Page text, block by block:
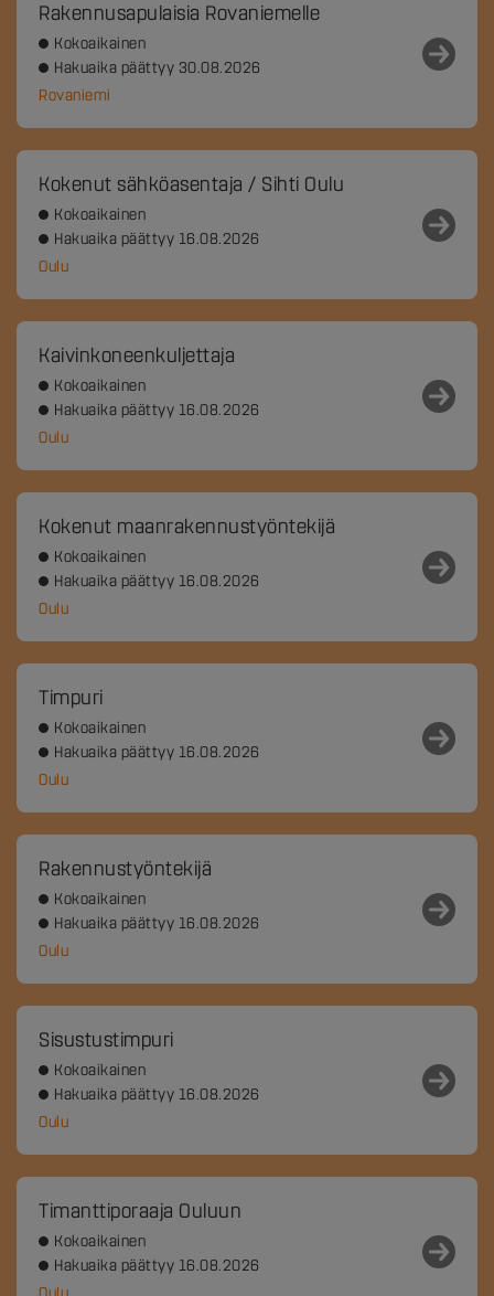
Rakennusapulaisia Rovaniemelle
Kokoaikainen
Hakuaika päättyy 30.08.2026
Rovaniemi
Kokenut sähköasentaja / Sihti Oulu
Kokoaikainen
Hakuaika päättyy 16.08.2026
Oulu
Kaivinkoneenkuljettaja
Kokoaikainen
Hakuaika päättyy 16.08.2026
Oulu
Kokenut maanrakennustyöntekijä
Kokoaikainen
Hakuaika päättyy 16.08.2026
Oulu
Timpuri
Kokoaikainen
Hakuaika päättyy 16.08.2026
Oulu
Rakennustyöntekijä
Kokoaikainen
Hakuaika päättyy 16.08.2026
Oulu
Sisustustimpuri
Kokoaikainen
Hakuaika päättyy 16.08.2026
Oulu
Timanttiporaaja Ouluun
Kokoaikainen
Hakuaika päättyy 16.08.2026